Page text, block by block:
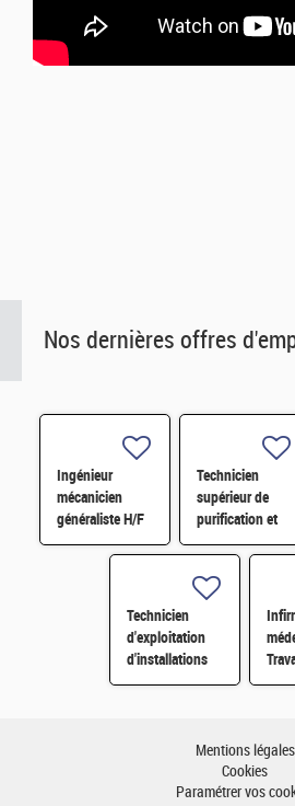
Nos dernières offres
Ingénieur
mécanicien
généraliste H/F
Technicien
supérieur de
purification et
fabrication en
chaine blindée
H/F
Technicien
d'exploitation
d'installations
H/F
Mentions légales
Cookies
Paramétrer vos